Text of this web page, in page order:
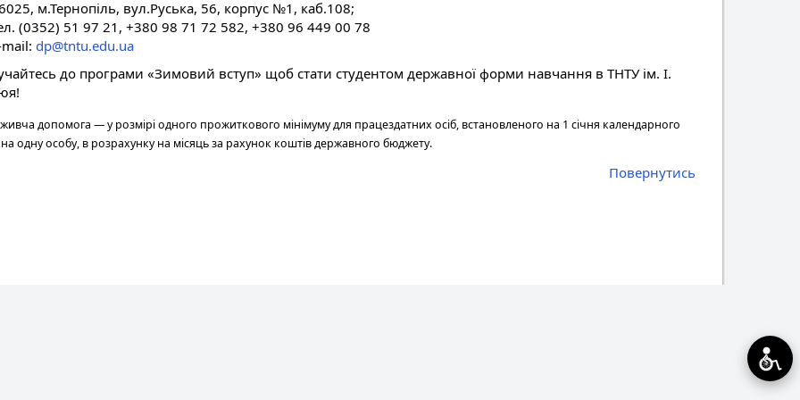
м.Тернопіль, вул.Руська, 56, корпус №1, каб.108;
(0352) 51 97 21, +380 98 71 72 582, +380 96 449 00 78
dp@tntu.edu.ua
до програми «Зимовий вступ» щоб стати студентом державної форми навчання в ТНТУ ім. І.
допомога — у розмірі одного прожиткового мінімуму для працездатних осіб, встановленого на 1 січня календарного
одну особу, в розрахунку на місяць за рахунок коштів державного бюджету.
Повернутись